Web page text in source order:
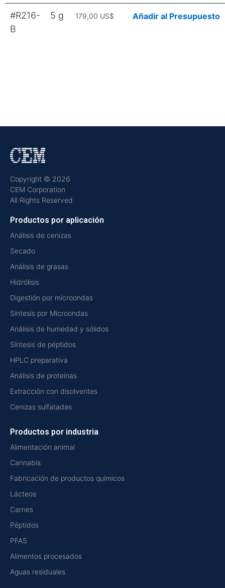
#R216-
B
5 g 179,00 US$ Añadir al Presupuesto
Copyright © 2026
CEM Corporation
All Rights Reserved
Productos por aplicación
Análisis de cenizas
Secado
Análisis de grasas
Hidrólisis
Digestión por microondas
Síntesis por Microondas
Análisis de humedad y sólidos
Síntesis de péptidos
HPLC preparativa
Análisis de proteínas
Extracción con disolventes
Cenizas sulfatadas
Productos por industria
Alimentación animal
Cannabis
Fabricación de productos químicos
Lácteos
Carnes
Péptidos
PFAS
Alimentos procesados
Aguas residuales